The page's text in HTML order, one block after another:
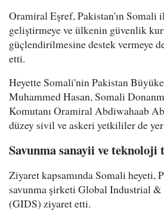
Oramiral Eşref, Pakistan'ın
geliştirmeye ve ülkenin güvenlik
güçlendirilmesine destek vermeye
etti.
Heyette Somali'nin Pakistan
Muhammed Hasan, Somali
Komutanı Oramiral Abdiwahaab
düzey sivil ve askeri yetkililer de yer
Savunma sanayii ve teknoloji
Ziyaret kapsamında Somali heyeti,
savunma şirketi Global Industrial
(GIDS) ziyaret etti.